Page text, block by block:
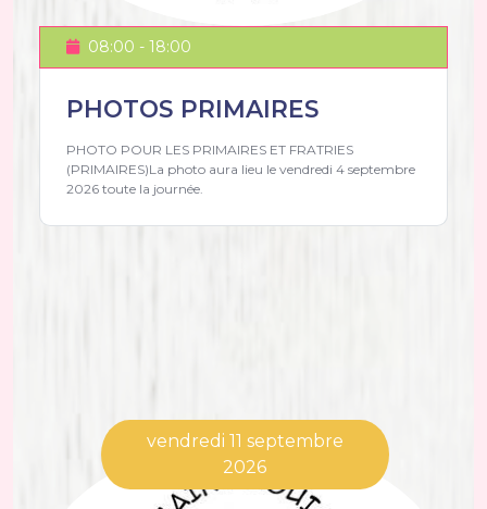
08:00 - 18:00
PHOTOS PRIMAIRES
PHOTO POUR LES PRIMAIRES ET FRATRIES
(PRIMAIRES)La photo aura lieu le vendredi 4 septembre
2026 toute la journée.
vendredi 11 septembre
2026